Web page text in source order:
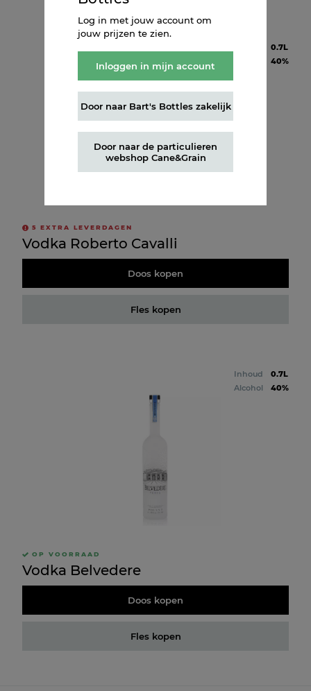
0.7L
40%
5 EXTRA LEVERDAGEN
Vodka Roberto Cavalli
Doos kopen
Fles kopen
Inhoud
0.7L
Alcohol
40%
OP VOORRAAD
Vodka Belvedere
Doos kopen
Fles kopen
Log in met jouw account om
jouw prijzen te zien.
Inloggen in mijn account
Door naar Bart's Bottles zakelijk
Door naar de particulieren
webshop Cane&Grain